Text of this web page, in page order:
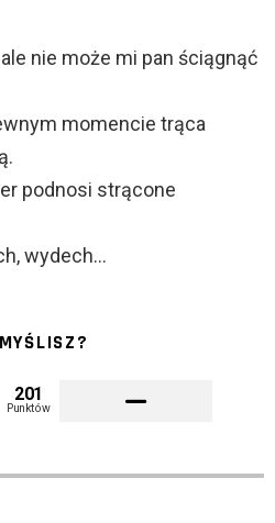
nie może mi pan ściągnąć
momencie trąca
podnosi strącone
wydech…
201
Punktów